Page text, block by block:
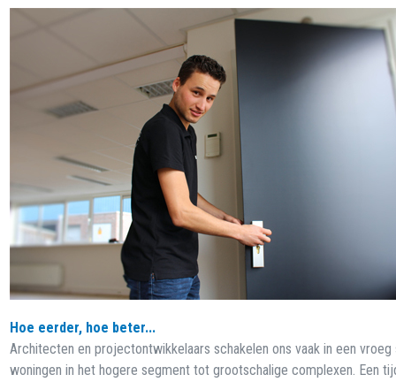
Hoe eerder, hoe beter...
Architecten en projectontwikkelaars schakelen ons vaak in een
woningen in het hogere segment tot grootschalige complexen. Een